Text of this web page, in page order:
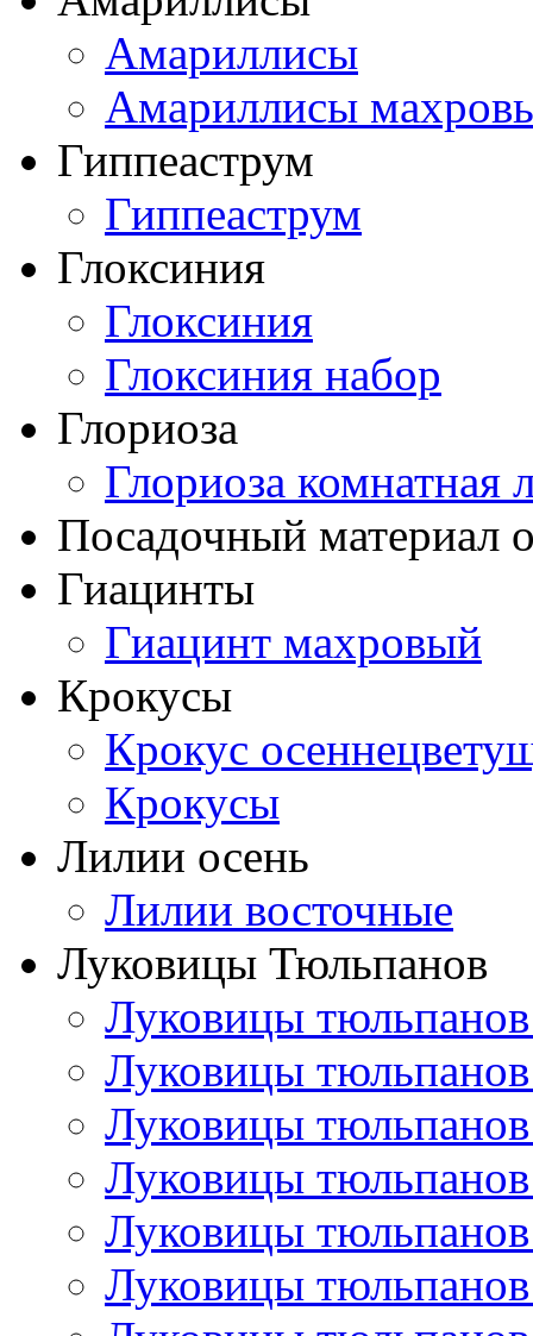
Амариллисы
Амариллисы
Гиппеаструм
Гиппеаструм
Глоксиния
Глоксиния
Глоксиния набор
Глориоза
Глориоза комнатная
Посадочный материал
Гиацинты
Гиацинт махровый
Крокусы
Крокус
Крокусы
Лилии осень
Лилии восточные
Луковицы Тюльпанов
Луковицы
Луковицы
Луковицы
Луковицы
Луковицы
Луковицы